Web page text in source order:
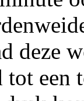
deze
tot